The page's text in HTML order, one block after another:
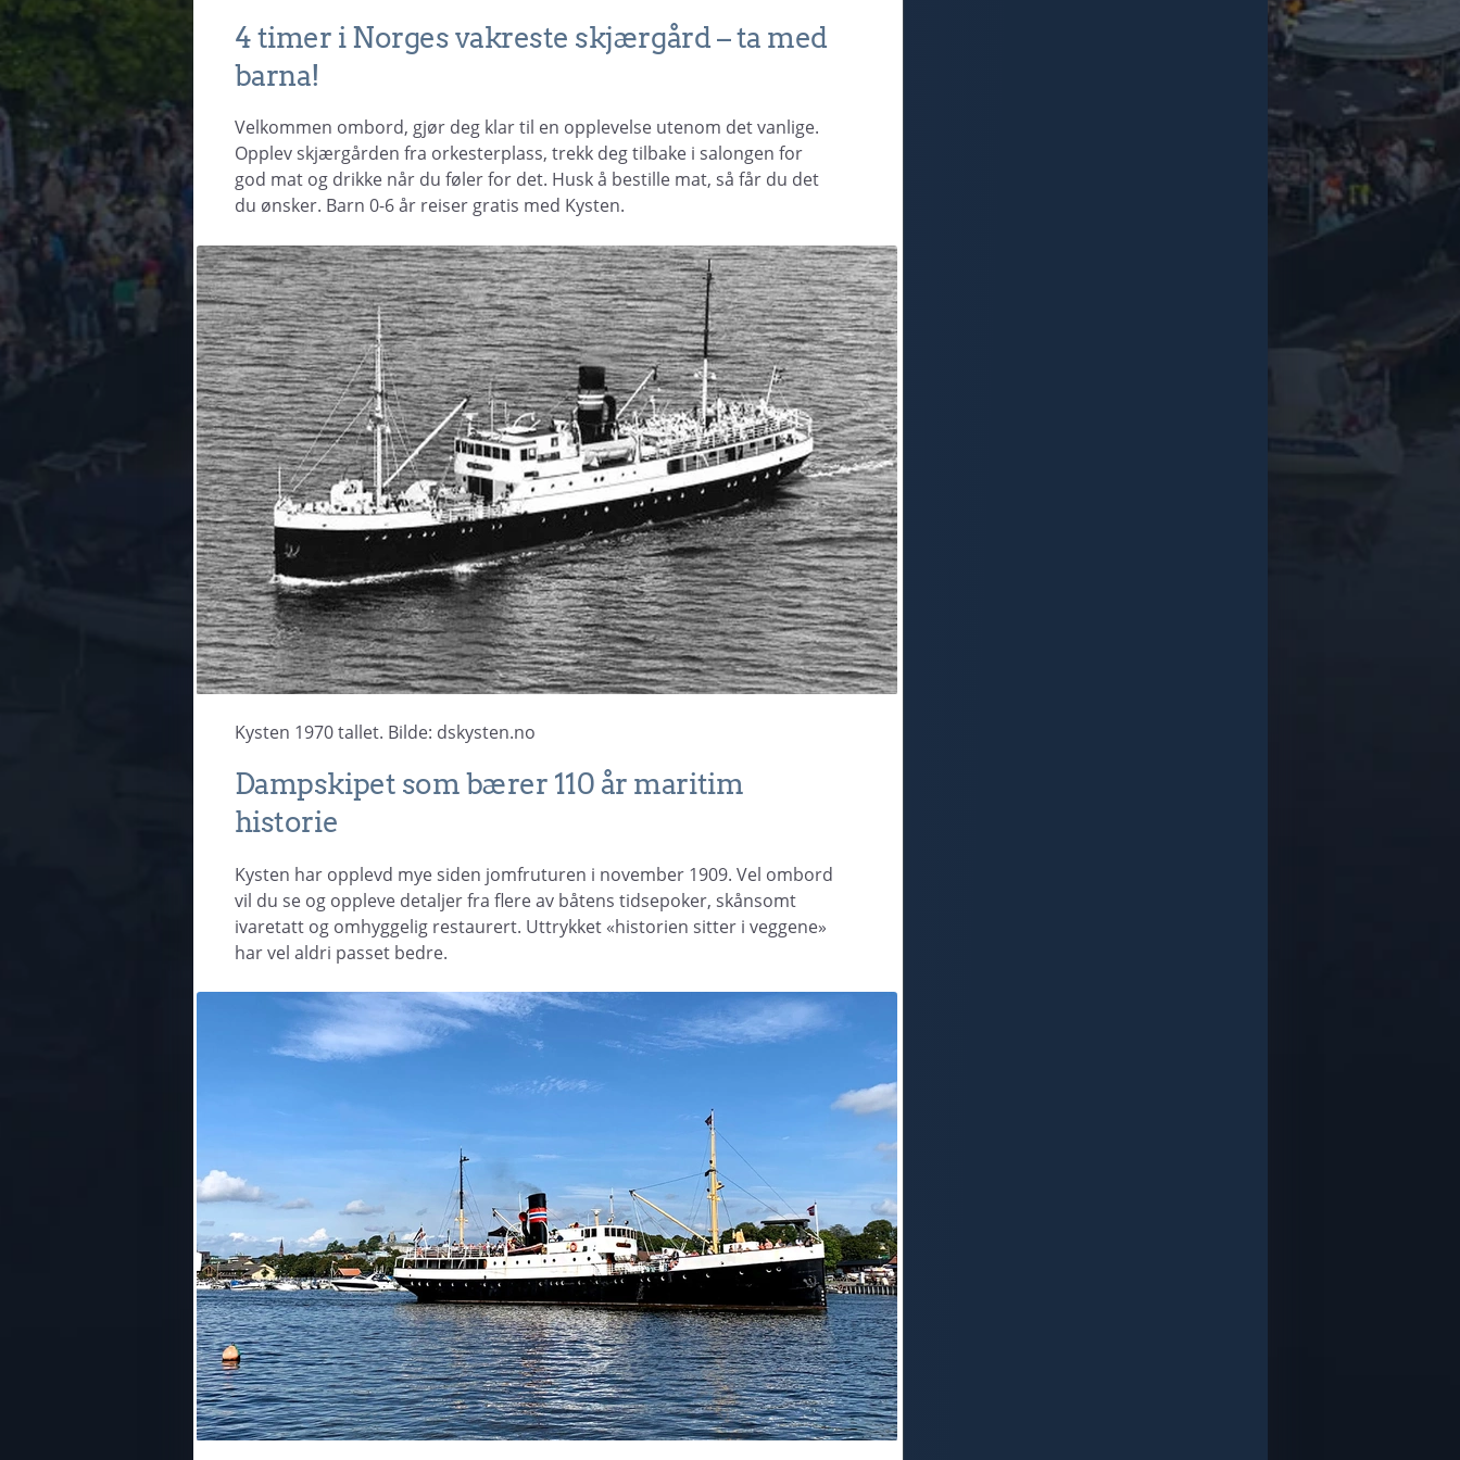
4 timer i Norges vakreste skjærgård – ta med
barna!
Velkommen ombord, gjør deg klar til en opplevelse utenom det vanlige.
Opplev skjærgården fra orkesterplass, trekk deg tilbake i salongen for
god mat og drikke når du føler for det. Husk å bestille mat, så får du det
du ønsker. Barn 0-6 år reiser gratis med Kysten.
Kysten 1970 tallet. Bilde: dskysten.no
Dampskipet som bærer 110 år maritim
historie
Kysten har opplevd mye siden jomfruturen i november 1909. Vel ombord
vil du se og oppleve detaljer fra flere av båtens tidsepoker, skånsomt
ivaretatt og omhyggelig restaurert. Uttrykket «historien sitter i veggene»
har vel aldri passet bedre.